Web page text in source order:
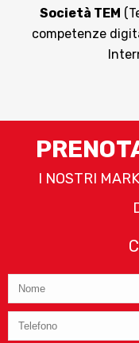
Società TEM
competenze
I NOSTRI